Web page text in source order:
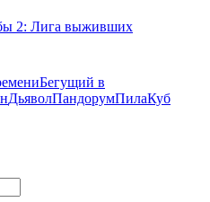
2: Лига выживших
Бегущий в
ДьяволПандорумПилаКуб